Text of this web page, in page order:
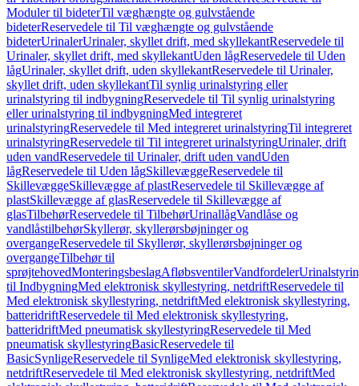
Moduler til bideterTil væghængte og gulvstående
bideterReservedele til Til væghængte og gulvstående
bideterUrinalerUrinaler, skyllet drift, med skyllekantReservedele til
Urinaler, skyllet drift, med skyllekantUden lågReservedele til Uden
lågUrinaler, skyllet drift, uden skyllekantReservedele til Urinaler,
skyllet drift, uden skyllekantTil synlig urinalstyring eller
urinalstyring til indbygningReservedele til Til synlig urinalstyring
eller urinalstyring til indbygningMed integreret
urinalstyringReservedele til Med integreret urinalstyringTil integreret
urinalstyringReservedele til Til integreret urinalstyringUrinaler, drift
uden vandReservedele til Urinaler, drift uden vandUden
lågReservedele til Uden lågSkillevæggeReservedele til
SkillevæggeSkillevægge af plastReservedele til Skillevægge af
plastSkillevægge af glasReservedele til Skillevægge af
glasTilbehørReservedele til TilbehørUrinallågVandlåse og
vandlåstilbehørSkyllerør, skyllerørsbøjninger og
overgangeReservedele til Skyllerør, skyllerørsbøjninger og
overgangeTilbehør til
sprøjtehovedMonteringsbeslagAfløbsventilerVandfordeler
til IndbygningMed elektronisk skyllestyring, netdriftReservedele til
Med elektronisk skyllestyring, netdriftMed elektronisk skyllestyring,
batteridriftReservedele til Med elektronisk skyllestyring,
batteridriftMed pneumatisk skyllestyringReservedele til Med
pneumatisk skyllestyringBasicReservedele til
BasicSynligeReservedele til SynligeMed elektronisk skyllestyring,
netdriftReservedele til Med elektronisk skyllestyring, netdriftMed